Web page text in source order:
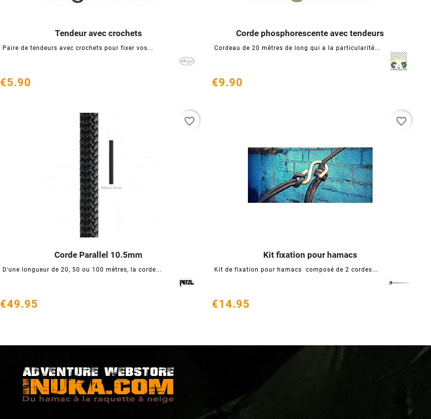
Tendeur avec crochets
Paire de tendeurs avec crochets pour fixer vos...
   
€5.90
Corde phosphorescente avec tendeurs
Cordeau de 20 mètres de long qui a la particularité...
   
€9.90
Corde Parallel 10.5mm
D'une longueur de 20, 50 ou 100 mètres, la corde...
   
€49.95
favorite_border
Kit fixation pour hamacs
Kit de fixation pour hamacs composé de 2 cordes...
   
€14.95
favorite_border